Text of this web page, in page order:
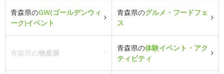
青森県のGW(ゴールデンウィ
ーク)イベント
青森県のグルメ・フードフェ
ス
青森県の物産展
青森県の体験イベント・アク
ティビティ